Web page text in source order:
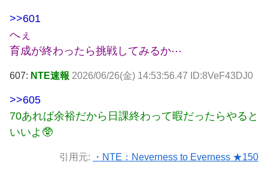
>>601
へぇ
育成が終わったら挑戦してみるか⋯
607: NTE速報 2026/06/26(金) 14:53:56.47 ID:8VeF43DJ0
>>605
70あれば余裕だから日課終わって暇だったらやると
いいよ🥸
引用元: ・NTE：Neverness to Everness ★150